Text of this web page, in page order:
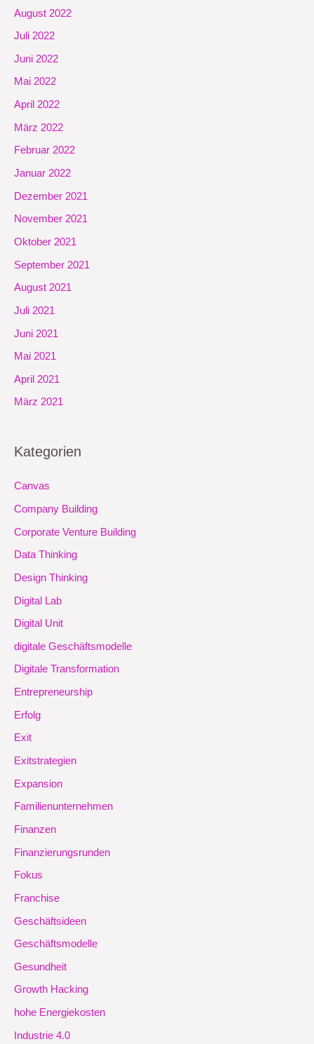
August 2022
Juli 2022
Juni 2022
Mai 2022
April 2022
März 2022
Februar 2022
Januar 2022
Dezember 2021
November 2021
Oktober 2021
September 2021
August 2021
Juli 2021
Juni 2021
Mai 2021
April 2021
März 2021
Kategorien
Canvas
Company Building
Corporate Venture Building
Data Thinking
Design Thinking
Digital Lab
Digital Unit
digitale Geschäftsmodelle
Digitale Transformation
Entrepreneurship
Erfolg
Exit
Exitstrategien
Expansion
Familienunternehmen
Finanzen
Finanzierungsrunden
Fokus
Franchise
Geschäftsideen
Geschäftsmodelle
Gesundheit
Growth Hacking
hohe Energiekosten
Industrie 4.0